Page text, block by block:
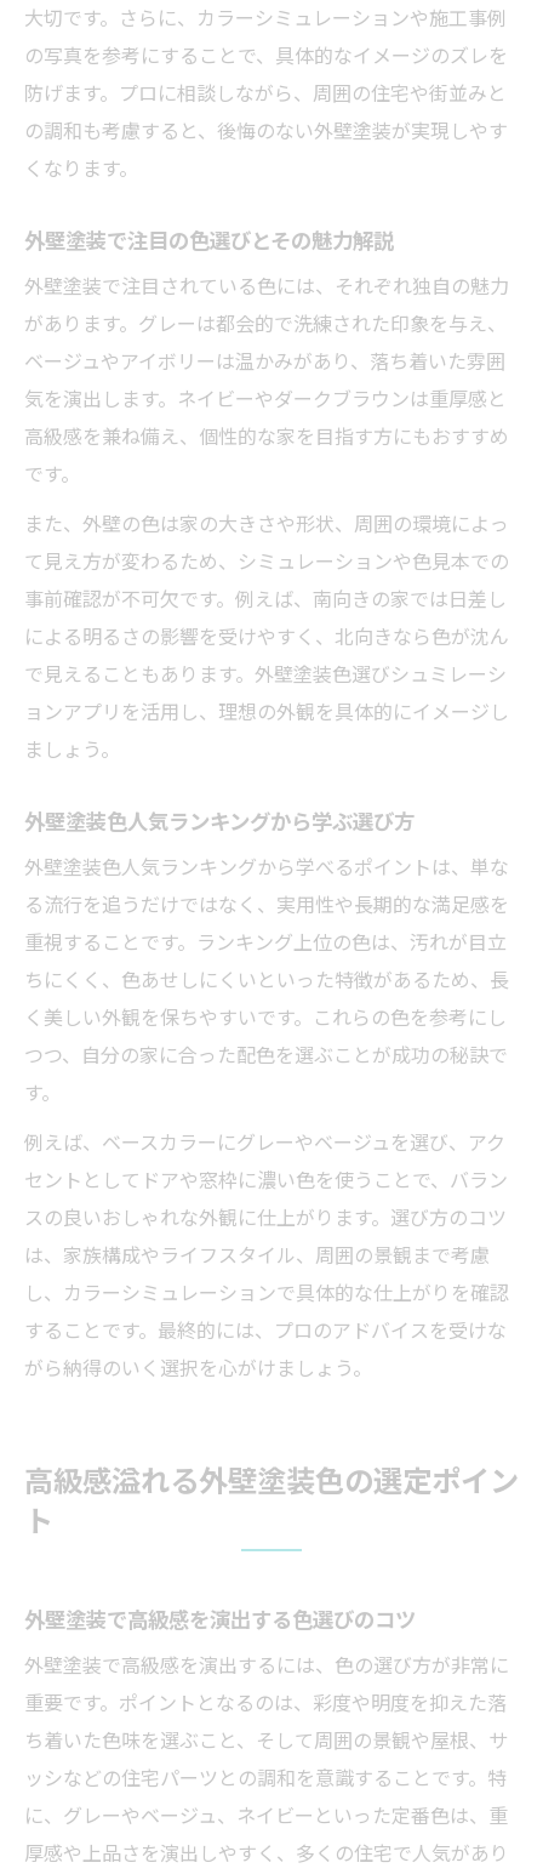
大切です。さらに、カラーシミュレーションや施工事例
の写真を参考にすることで、具体的なイメージのズレを
防げます。プロに相談しながら、周囲の住宅や街並みと
の調和も考慮すると、後悔のない外壁塗装が実現しやす
くなります。
外壁塗装で注目の色選びとその魅力解説
外壁塗装で注目されている色には、それぞれ独自の魅力
があります。グレーは都会的で洗練された印象を与え、
ベージュやアイボリーは温かみがあり、落ち着いた雰囲
気を演出します。ネイビーやダークブラウンは重厚感と
高級感を兼ね備え、個性的な家を目指す方にもおすすめ
です。
また、外壁の色は家の大きさや形状、周囲の環境によっ
て見え方が変わるため、シミュレーションや色見本での
事前確認が不可欠です。例えば、南向きの家では日差し
による明るさの影響を受けやすく、北向きなら色が沈ん
で見えることもあります。外壁塗装色選びシュミレーシ
ョンアプリを活用し、理想の外観を具体的にイメージし
ましょう。
外壁塗装色人気ランキングから学ぶ選び方
外壁塗装色人気ランキングから学べるポイントは、単な
る流行を追うだけではなく、実用性や長期的な満足感を
重視することです。ランキング上位の色は、汚れが目立
ちにくく、色あせしにくいといった特徴があるため、長
く美しい外観を保ちやすいです。これらの色を参考にし
つつ、自分の家に合った配色を選ぶことが成功の秘訣で
す。
例えば、ベースカラーにグレーやベージュを選び、アク
セントとしてドアや窓枠に濃い色を使うことで、バラン
スの良いおしゃれな外観に仕上がります。選び方のコツ
は、家族構成やライフスタイル、周囲の景観まで考慮
し、カラーシミュレーションで具体的な仕上がりを確認
することです。最終的には、プロのアドバイスを受けな
がら納得のいく選択を心がけましょう。
高級感溢れる外壁塗装色の選定ポイン
ト
外壁塗装で高級感を演出する色選びのコツ
外壁塗装で高級感を演出するには、色の選び方が非常に
重要です。ポイントとなるのは、彩度や明度を抑えた落
ち着いた色味を選ぶこと、そして周囲の景観や屋根、サ
ッシなどの住宅パーツとの調和を意識することです。特
に、グレーやベージュ、ネイビーといった定番色は、重
厚感や上品さを演出しやすく、多くの住宅で人気があり